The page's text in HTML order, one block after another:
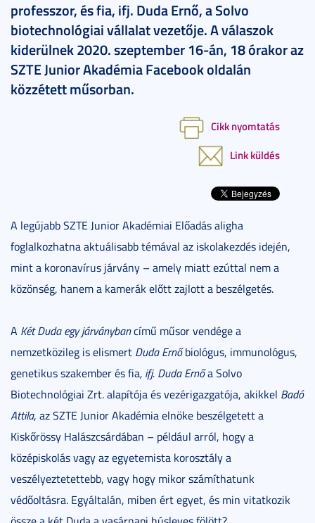
professzor, és fia, ifj. Duda Ernő, a Solvo
biotechnológiai vállalat vezetője. A válaszok
kiderülnek 2020. szeptember 16-án, 18 órakor az
SZTE Junior Akadémia Facebook oldalán
közzétett műsorban.
Cikk nyomtatás
Link küldés
A legújabb SZTE Junior Akadémiai Előadás aligha
foglalkozhatna aktuálisabb témával az iskolakezdés idején,
mint a koronavírus járvány – amely miatt ezúttal nem a
közönség, hanem a kamerák előtt zajlott a beszélgetés.
A Két Duda egy járványbancímű műsor vendége a
nemzetközileg is elismert Duda Ernőbiológus, immunológus,
genetikus szakember és fia, ifj. Duda Ernőa Solvo
Biotechnológiai Zrt. alapítója és vezérigazgatója, akikkel Badó
Attila, az SZTE Junior Akadémia elnöke beszélgetett a
Kiskőrössy Halászcsárdában – például arról, hogy a
középiskolás vagy az egyetemista korosztály a
veszélyeztetettebb, vagy hogy mikor számíthatunk
védőoltásra. Egyáltalán, miben ért egyet, és min vitatkozik